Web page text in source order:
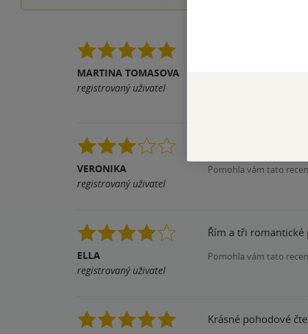
MARTINA TOMASOVA
registrovaný uživatel
Miluji Itálii a o Římě nemluvě.
VERONIKA
registrovaný uživatel
Pěkný příběh. V
Pomohla vám tato
ELLA
registrovaný uživatel
Řím a tři romantické
Pomohla vám tato
Krásné pohodové